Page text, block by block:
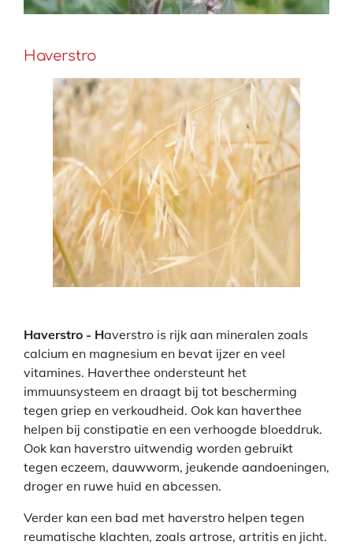
Haverstro
Haverstro - Haverstro is rijk aan mineralen zoals
calcium en magnesium en bevat ijzer en veel
vitamines. Haverthee ondersteunt het
immuunsysteem en draagt bij tot bescherming
tegen griep en verkoudheid. Ook kan haverthee
helpen bij constipatie en een verhoogde bloeddruk.
Ook kan haverstro uitwendig worden gebruikt
tegen eczeem, dauwworm, jeukende aandoeningen,
droger en ruwe huid en abcessen.
Verder kan een bad met haverstro helpen tegen
reumatische klachten, zoals artrose, artritis en jicht.